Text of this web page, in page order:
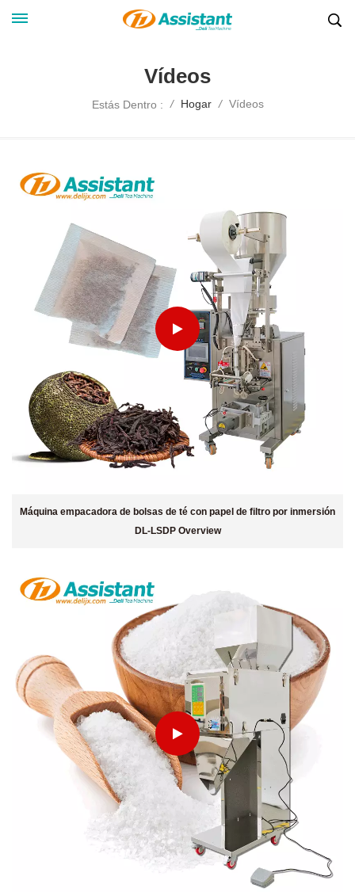
Vídeos
Estás Dentro : / Hogar / Vídeos
Máquina empacadora de bolsas de té con papel de filtro por inmersión
DL-LSDP Overview